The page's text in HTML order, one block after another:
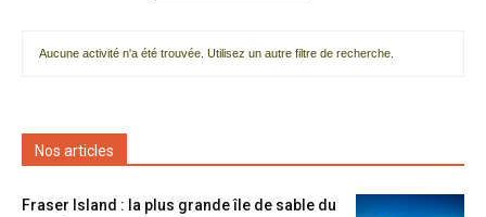
Aucune activité n'a été trouvée. Utilisez un autre filtre de recherche.
Nos articles
Fraser Island : la plus grande île de sable du